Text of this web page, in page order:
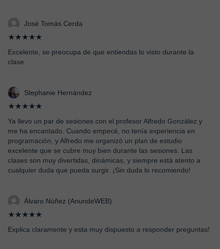
José Tomás Cerda
★★★★★
Excelente, se preocupa de que entiendas lo visto durante la
clase.
Stephanie Hernández
★★★★★
Ya llevo un par de sesiones con el profesor Alfredo González y
me ha encantado. Cuando empecé, no tenía experiencia en
programación, y Alfredo me organizó un plan de estudio
excelente que se cubre muy bien durante las sesiones. Las
clases son muy divertidas, dinámicas, y siempre está atento a
cualquier duda que pueda surgir. ¡Sin duda lo recomiendo!
Álvaro Núñez (AnundeWEB)
★★★★★
Explica claramente y esta muy dispuesto a responder preguntas!